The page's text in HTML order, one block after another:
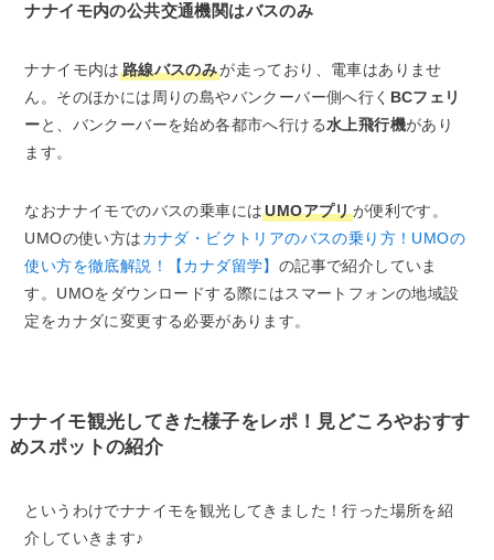
ナナイモ内の公共交通機関はバスのみ
ナナイモ内は 路線バスのみが走っており、電車はありませ
ん。そのほかには周りの島やバンクーバー側へ行く BCフェリ
ーと、バンクーバーを始め各都市へ行ける水上飛行機があり
ます。
なおナナイモでのバスの乗車にはUMOアプリが便利です。
UMOの使い方はカナダ・ビクトリアのバスの乗り方！UMOの
使い方を徹底解説！【カナダ留学】 の記事で紹介していま
す。UMOをダウンロードする際にはスマートフォンの地域設
定をカナダに変更する必要があります。
ナナイモ観光してきた様子をレポ！見どころやおすす
めスポットの紹介
というわけでナナイモを観光してきました！行った場所を紹
介していきます♪